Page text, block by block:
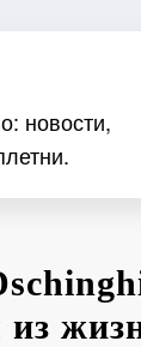
новости,